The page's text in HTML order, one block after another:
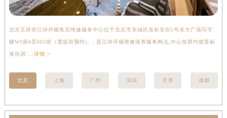
北京王府井江诗丹顿售后维修服务中心位于北京市东城区东长安街1号东方广场写字
楼W3座6层602室（需提前预约），是江诗丹顿维修保养服务网点,中心技师均接受标
准培训.... 详情 >
北京 上海 广州 深圳 天津 成都